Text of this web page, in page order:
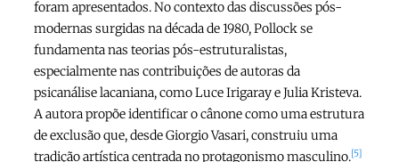
foram apresentados. No contexto das discussões pós-
modernas surgidas na década de 1980, Pollock se
fundamenta nas teorias pós-estruturalistas,
especialmente nas contribuições de autoras da
psicanálise lacaniana, como Luce Irigaray e Julia Kristeva.
A autora propõe identificar o cânone como uma estrutura
de exclusão que, desde Giorgio Vasari, construiu uma
tradição artística centrada no protagonismo masculino.[5]